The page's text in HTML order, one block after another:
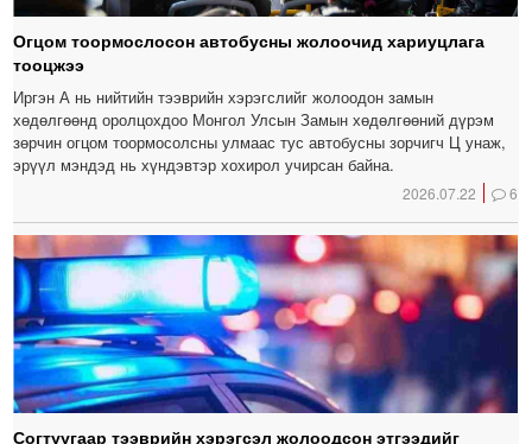
Огцом тоормослосон автобусны жолоочид хариуцлага
тооцжээ
Иргэн А нь нийтийн тээврийн хэрэгслийг жолоодон замын
хөдөлгөөнд оролцохдоо Монгол Улсын Замын хөдөлгөөний дүрэм
зөрчин огцом тоормосолсны улмаас тус автобусны зорчигч Ц унаж,
эрүүл мэндэд нь хүндэвтэр хохирол учирсан байна.
2026.07.22 6
Согтуугаар тээврийн хэрэгсэл жолоодсон этгээдийг